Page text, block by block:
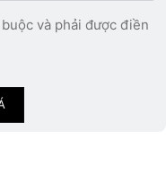
và phải được điền